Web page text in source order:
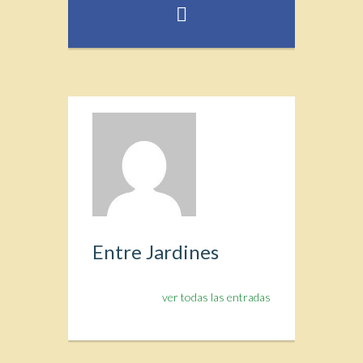
Entre Jardines
ver todas las entradas